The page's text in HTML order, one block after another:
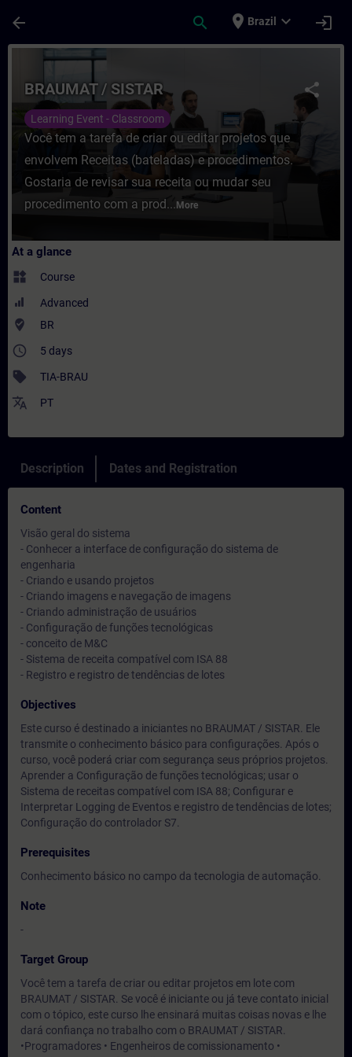
arrow_back search place Brazil expand_more login
Course - BRAUMAT / SISTAR - Training
share
BRAUMAT / SISTAR
Learning Event - Classroom
Você tem a tarefa de criar ou editar projetos que
envolvem Receitas (bateladas) e procedimentos.
Gostaria de revisar sua receita ou mudar seu
procedimento com a prod... More
At a glance
widgets Course
Advanced
where_to_vote BR
access_time 5 days
sell TIA-BRAU
translate PT
Description Dates and Registration
Content
Visão geral do sistema
- Conhecer a interface de configuração do sistema de
engenharia
- Criando e usando projetos
- Criando imagens e navegação de imagens
- Criando administração de usuários
- Configuração de funções tecnológicas
- conceito de M&C
- Sistema de receita compatível com ISA 88
- Registro e registro de tendências de lotes
Objectives
Este curso é destinado a iniciantes no BRAUMAT / SISTAR. Ele
transmite o conhecimento básico para configurações. Após o
curso, você poderá criar com segurança seus próprios projetos.
Aprender a Configuração de funções tecnológicas; usar o
Sistema de receitas compatível com ISA 88; Configurar e
Interpretar Logging de Eventos e registro de tendências de lotes;
Configuração do controlador S7.
Prerequisites
Conhecimento básico no campo da tecnologia de automação.
Note
-
Target Group
Você tem a tarefa de criar ou editar projetos em lote com
BRAUMAT / SISTAR. Se você é iniciante ou já teve contato inicial
com o tópico, este curso lhe ensinará muitas coisas novas e lhe
dará confiança no trabalho com o BRAUMAT / SISTAR.
•Programadores • Engenheiros de comissionamento •